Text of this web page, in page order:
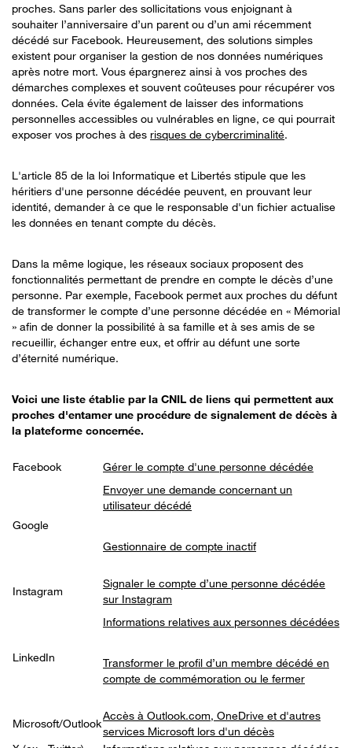
proches. Sans parler des sollicitations vous enjoignant à
souhaiter l’anniversaire d’un parent ou d’un ami récemment
décédé sur Facebook. Heureusement, des solutions simples
existent pour organiser la gestion de nos données numériques
après notre mort. Vous épargnerez ainsi à vos proches des
démarches complexes et souvent coûteuses pour récupérer vos
données. Cela évite également de laisser des informations
personnelles accessibles ou vulnérables en ligne, ce qui pourrait
exposer vos proches à des risques de cybercriminalité.
L'article 85 de la loi Informatique et Libertés stipule que les
héritiers d'une personne décédée peuvent, en prouvant leur
identité, demander à ce que le responsable d'un fichier actualise
les données en tenant compte du décès.
Dans la même logique, les réseaux sociaux proposent des
fonctionnalités permettant de prendre en compte le décès d’une
personne. Par exemple, Facebook permet aux proches du défunt
de transformer le compte d’une personne décédée en « Mémorial
» afin de donner la possibilité à sa famille et à ses amis de se
recueillir, échanger entre eux, et offrir au défunt une sorte
d’éternité numérique.
Voici une liste établie par la CNIL de liens qui permettent aux
proches d'entamer une procédure de signalement de décès à
la plateforme concernée.
Facebook Gérer le compte d'une personne décédée
Google
Envoyer une demande concernant un
utilisateur décédé
Gestionnaire de compte inactif
Instagram
Signaler le compte d’une personne décédée
sur Instagram
LinkedIn
Informations relatives aux personnes décédées
Transformer le profil d’un membre décédé en
compte de commémoration ou le fermer
Microsoft/Outlook
Accès à Outlook.com, OneDrive et d'autres
services Microsoft lors d'un décès